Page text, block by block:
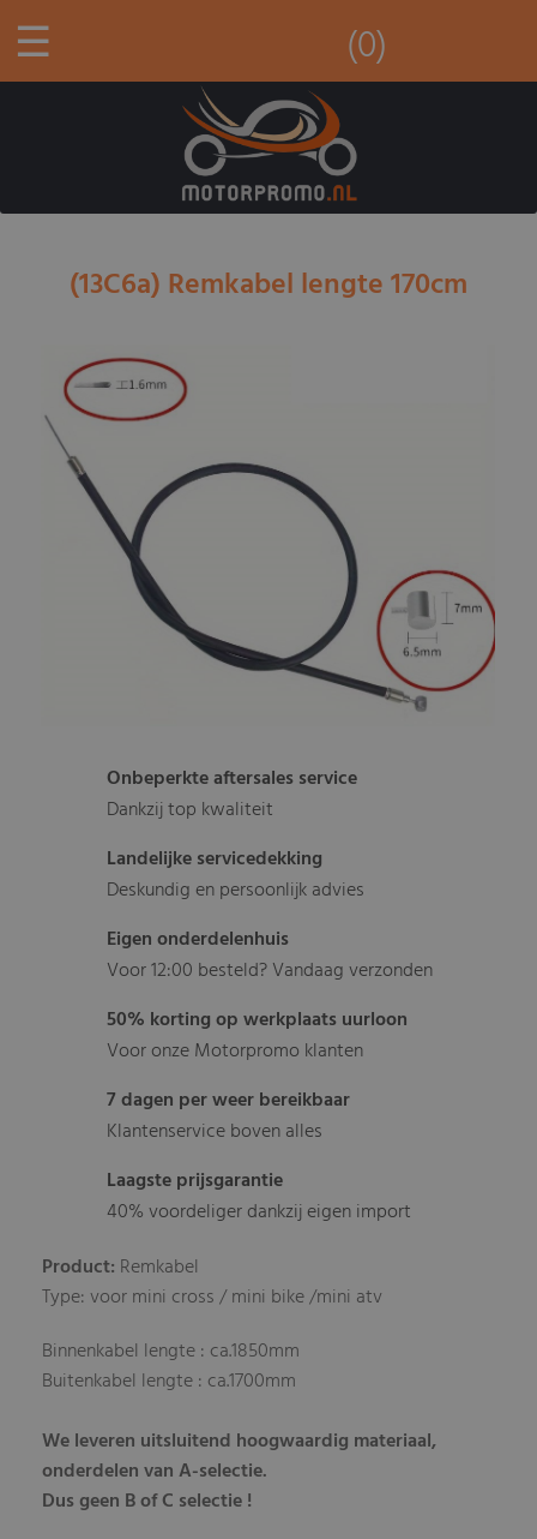
☰ (0)
(13C6a) Remkabel lengte 170cm
Onbeperkte aftersales service
Dankzij top kwaliteit
Landelijke servicedekking
Deskundig en persoonlijk advies
Eigen onderdelenhuis
Voor 12:00 besteld? Vandaag verzonden
50% korting op werkplaats uurloon
Voor onze Motorpromo klanten
7 dagen per weer bereikbaar
Klantenservice boven alles
Laagste prijsgarantie
40% voordeliger dankzij eigen import
Product: Remkabel
Type: voor mini cross / mini bike /mini atv
Binnenkabel lengte : ca.1850mm
Buitenkabel lengte : ca.1700mm
We leveren uitsluitend hoogwaardig materiaal,
onderdelen van A-selectie.
Dus geen B of C selectie !